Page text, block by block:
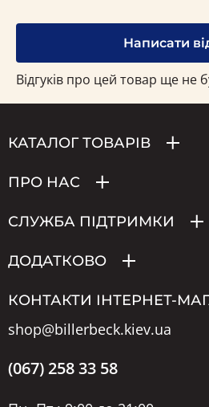
Написати
Відгуків про цей товар ще не
КАТАЛОГ ТОВАРІВ
ПРО НАС
СЛУЖБА ПІДТРИМКИ
ДОДАТКОВО
КОНТАКТИ ІНТЕРНЕТ-
shop@billerbeck.kiev.ua
(067) 258 33 58